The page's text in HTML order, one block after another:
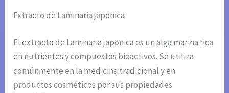
Extracto de Laminaria japonica
El extracto de Laminaria japonica es un alga marina rica
en nutrientes y compuestos bioactivos. Se utiliza
comúnmente en la medicina tradicional y en
productos cosméticos por sus propiedades